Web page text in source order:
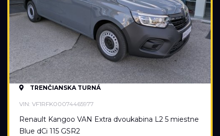
TRENČIANSKA TURNÁ
VIN: VF1RFK00074465977
Renault Kangoo VAN Extra dvoukabina L2 5 miestne
Blue dCi 115 GSR2